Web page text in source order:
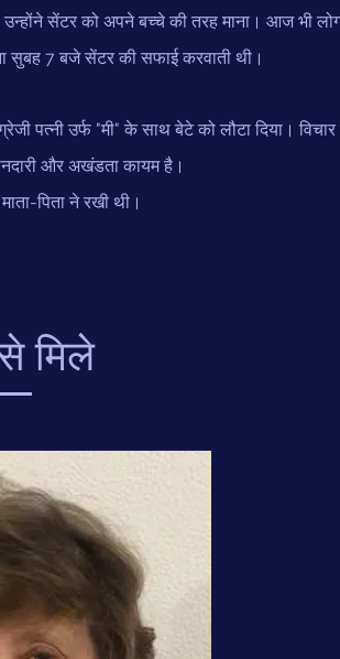
सेंटर को अपने बच्चे की तरह माना। आज भी
सुबह 7 बजे सेंटर की सफाई करवाती थी।
पत्नी उर्फ "मी" के साथ बेटे को लौटा दिया।
और अखंडता कायम है।
पिता ने रखी थी।
मिले